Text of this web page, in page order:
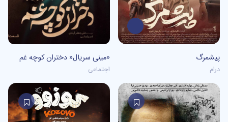
پیشمرگ
درام
مینی سریال« دختران کوچه غم»
اجتماعی